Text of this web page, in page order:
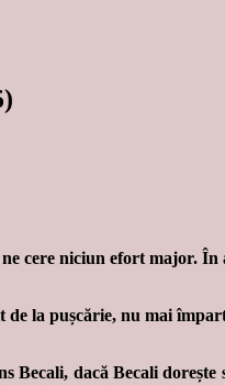
cere niciun efort major. În
la pușcărie, nu mai
Becali, dacă Becali dorește